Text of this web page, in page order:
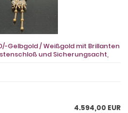
Gelbgold / Weißgold mit Brillanten
und Sicherungsacht,
4.594,00 EUR